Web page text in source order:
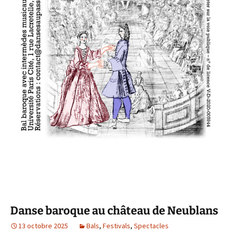
Danse baroque au château de Neublans
13 octobre 2025 Bals, Festivals, Spectacles